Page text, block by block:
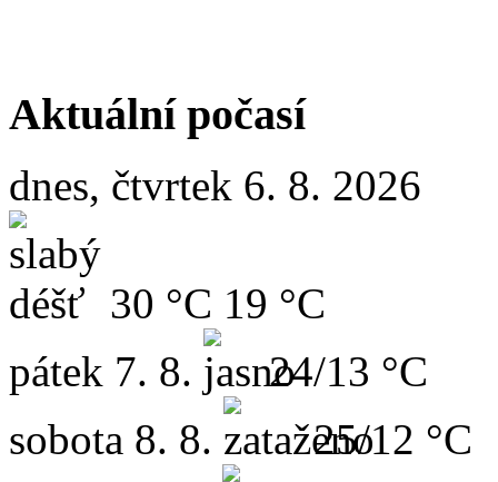
Aktuální počasí
dnes, čtvrtek 6. 8. 2026
30 °C 19 °C
pátek 7. 8.
24/13 °C
sobota 8. 8.
25/12 °C